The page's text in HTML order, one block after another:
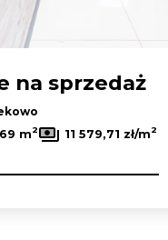
na sprzedaż
69 m2 11 579,71 zł/m2